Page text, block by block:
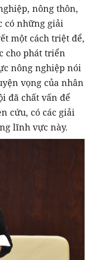
nông thôn,
có những giải
một cách triệt để,
cho phát triển
nông nghiệp nói
vọng của nhân
đã chất vấn để
cứu, có các giải
lĩnh vực này.